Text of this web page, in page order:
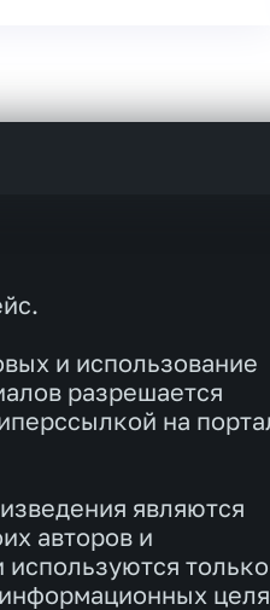
и использование
разрешается
на
являются
авторов и
используются